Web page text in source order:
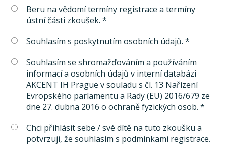
Beru na vědomí termíny registrace a termíny
ústní části zkoušek. *
Souhlasím s poskytnutím osobních údajů. *
Souhlasím se shromažďováním a používáním
informací a osobních údajů v interní databázi
AKCENT IH Prague v souladu s čl. 13 Nařízení
Evropského parlamentu a Rady (EU) 2016/679 ze
dne 27. dubna 2016 o ochraně fyzických osob. *
Chci přihlásit sebe / své dítě na tuto zkoušku a
potvrzuji, že souhlasím s podmínkami registrace.